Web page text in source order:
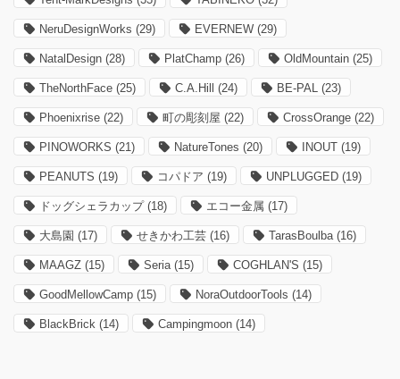
NeruDesignWorks (29) EVERNEW (29)
NatalDesign (28) PlatChamp (26) OldMountain (25)
TheNorthFace (25) C.A.Hill (24) BE-PAL (23)
Phoenixrise (22) 町の彫刻屋 (22) CrossOrange (22)
PINOWORKS (21) NatureTones (20) INOUT (19)
PEANUTS (19) コパドア (19) UNPLUGGED (19)
ドッグシェラカップ(18) エコー金属 (17)
大島園 (17) せきかわ工芸 (16) TarasBoulba (16)
MAAGZ (15) Seria (15) COGHLAN'S (15)
GoodMellowCamp (15) NoraOutdoorTools (14)
BlackBrick (14) Campingmoon (14)